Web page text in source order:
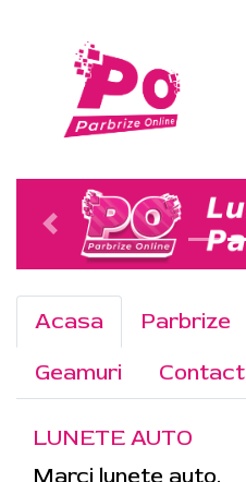
Acasa Parbrize
Geamuri
Contact
LUNETE AUTO
Marci lunete auto.